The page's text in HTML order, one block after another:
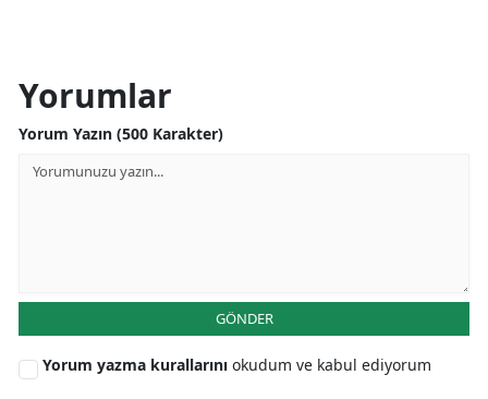
Yorumlar
Yorum Yazın (500 Karakter)
GÖNDER
Yorum yazma kurallarını okudum ve kabul ediyorum